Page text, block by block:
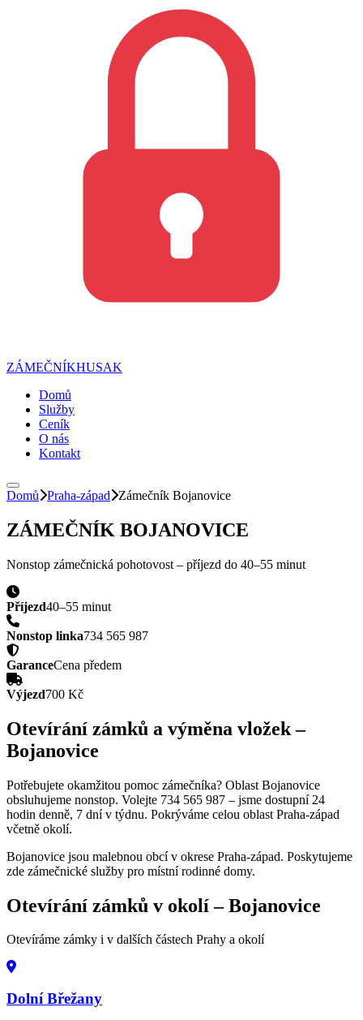
ZÁMEČNÍKHUSAK
Domů
Služby
Ceník
O nás
Kontakt
Domů Praha-západ Zámečník Bojanovice
ZÁMEČNÍK BOJANOVICE
Nonstop zámečnická pohotovost – příjezd do 40–55 minut
Příjezd40–55 minut
Nonstop linka734 565 987
GaranceCena předem
Výjezd700 Kč
Otevírání zámků a výměna vložek –
Bojanovice
Potřebujete okamžitou pomoc zámečníka? Oblast Bojanovice
obsluhujeme nonstop. Volejte 734 565 987 – jsme dostupní 24
hodin denně, 7 dní v týdnu. Pokrýváme celou oblast Praha-západ
včetně okolí.
Bojanovice jsou malebnou obcí v okrese Praha-západ. Poskytujeme
zde zámečnické služby pro místní rodinné domy.
Otevírání zámků v okolí –Bojanovice
Otevíráme zámky i v dalších částech Prahy a okolí
Dolní Břežany